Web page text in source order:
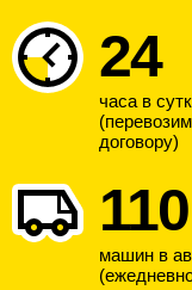
24
часа в
договору)
110
машин в